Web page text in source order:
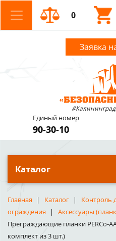
0
Заявка
Единый номер
90-30-10
Каталог
Главная Каталог Контроль
ограждения
Аксессуары
Преграждающие планки PERCo-
комплект из 3 шт.)